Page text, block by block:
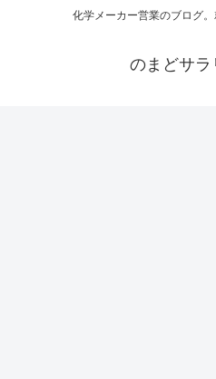
化学メーカー営業のブログ。
のまどサラ